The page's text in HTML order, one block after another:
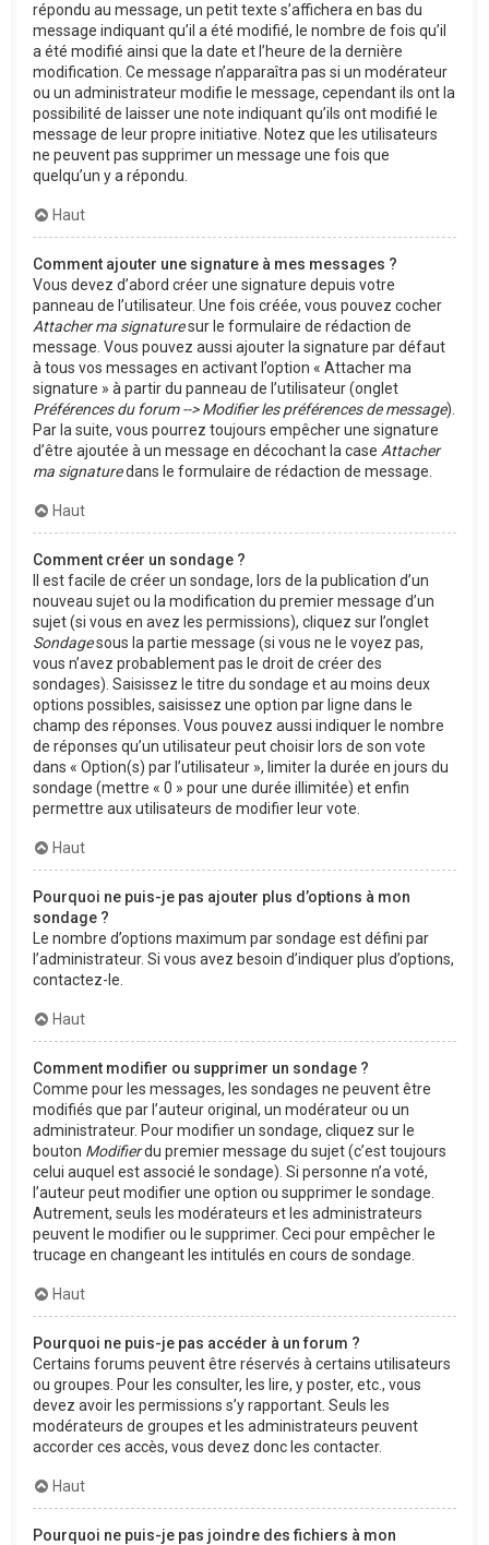
répondu au message, un petit texte s’affichera en bas du
message indiquant qu’il a été modifié, le nombre de fois qu’il
a été modifié ainsi que la date et l’heure de la dernière
modification. Ce message n’apparaîtra pas si un modérateur
ou un administrateur modifie le message, cependant ils ont la
possibilité de laisser une note indiquant qu’ils ont modifié le
message de leur propre initiative. Notez que les utilisateurs
ne peuvent pas supprimer un message une fois que
quelqu’un y a répondu.
Haut
Comment ajouter une signature à mes messages ?
Vous devez d’abord créer une signature depuis votre
panneau de l’utilisateur. Une fois créée, vous pouvez cocher
Attacher ma signaturesur le formulaire de rédaction de
message. Vous pouvez aussi ajouter la signature par défaut
à tous vos messages en activant l’option « Attacher ma
signature » à partir du panneau de l’utilisateur (onglet
Préférences du forum --> Modifier les préférences de message).
Par la suite, vous pourrez toujours empêcher une signature
d’être ajoutée à un message en décochant la case Attacher
ma signaturedans le formulaire de rédaction de message.
Haut
Comment créer un sondage ?
Il est facile de créer un sondage, lors de la publication d’un
nouveau sujet ou la modification du premier message d’un
sujet (si vous en avez les permissions), cliquez sur l’onglet
Sondagesous la partie message (si vous ne le voyez pas,
vous n’avez probablement pas le droit de créer des
sondages). Saisissez le titre du sondage et au moins deux
options possibles, saisissez une option par ligne dans le
champ des réponses. Vous pouvez aussi indiquer le nombre
de réponses qu’un utilisateur peut choisir lors de son vote
dans « Option(s) par l’utilisateur », limiter la durée en jours du
sondage (mettre « 0 » pour une durée illimitée) et enfin
permettre aux utilisateurs de modifier leur vote.
Haut
Pourquoi ne puis-je pas ajouter plus d’options à mon
sondage ?
Le nombre d’options maximum par sondage est défini par
l’administrateur. Si vous avez besoin d’indiquer plus d’options,
contactez-le.
Haut
Comment modifier ou supprimer un sondage ?
Comme pour les messages, les sondages ne peuvent être
modifiés que par l’auteur original, un modérateur ou un
administrateur. Pour modifier un sondage, cliquez sur le
bouton Modifierdu premier message du sujet (c’est toujours
celui auquel est associé le sondage). Si personne n’a voté,
l’auteur peut modifier une option ou supprimer le sondage.
Autrement, seuls les modérateurs et les administrateurs
peuvent le modifier ou le supprimer. Ceci pour empêcher le
trucage en changeant les intitulés en cours de sondage.
Haut
Pourquoi ne puis-je pas accéder à un forum ?
Certains forums peuvent être réservés à certains utilisateurs
ou groupes. Pour les consulter, les lire, y poster, etc., vous
devez avoir les permissions s’y rapportant. Seuls les
modérateurs de groupes et les administrateurs peuvent
accorder ces accès, vous devez donc les contacter.
Haut
Pourquoi ne puis-je pas joindre des fichiers à mon